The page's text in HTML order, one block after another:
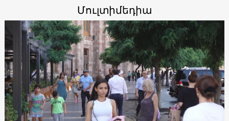
Մուլտիմեդիա